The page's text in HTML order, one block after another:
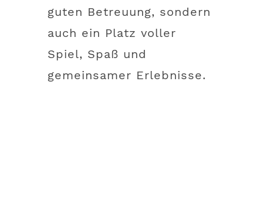
guten Betreuung, sondern
auch ein Platz voller
Spiel, Spaß und
gemeinsamer Erlebnisse.